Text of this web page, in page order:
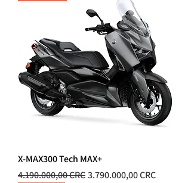
X-MAX300 Tech MAX+
Precio
4.190.000,00 CRCPrecio de oferta
3.790.000,00 CRC